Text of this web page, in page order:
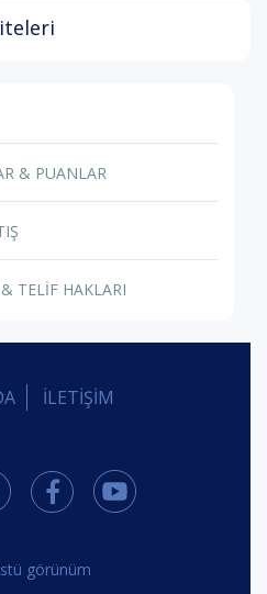
& PUANLAR
TELİF HAKLARI
İLETİŞİM
görünüm